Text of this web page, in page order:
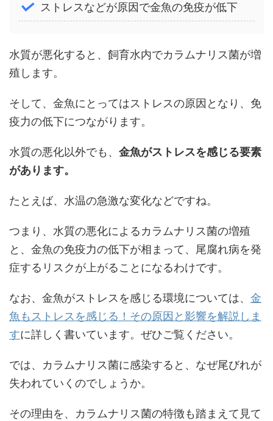
ストレスなどが原因で金魚の免疫が低下
水質が悪化すると、飼育水内でカラムナリス菌が増
殖します。
そして、金魚にとってはストレスの原因となり、免
疫力の低下につながります。
水質の悪化以外でも、 金魚がストレスを感じる要素
があります。
たとえば、水温の急激な変化などですね。
つまり、水質の悪化によるカラムナリス菌の増殖
と、金魚の免疫力の低下が相まって、尾腐れ病を発
症するリスクが上がることになるわけです。
なお、金魚がストレスを感じる環境については、 金
魚もストレスを感じる！その原因と影響を解説しま
すに詳しく書いています。ぜひご覧ください。
では、カラムナリス菌に感染すると、なぜ尾びれが
失われていくのでしょうか。
その理由を、カラムナリス菌の特徴も踏まえて見て